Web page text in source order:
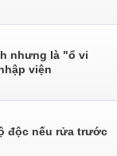
nhưng là "ổ vi
viện
độc nếu rửa trước